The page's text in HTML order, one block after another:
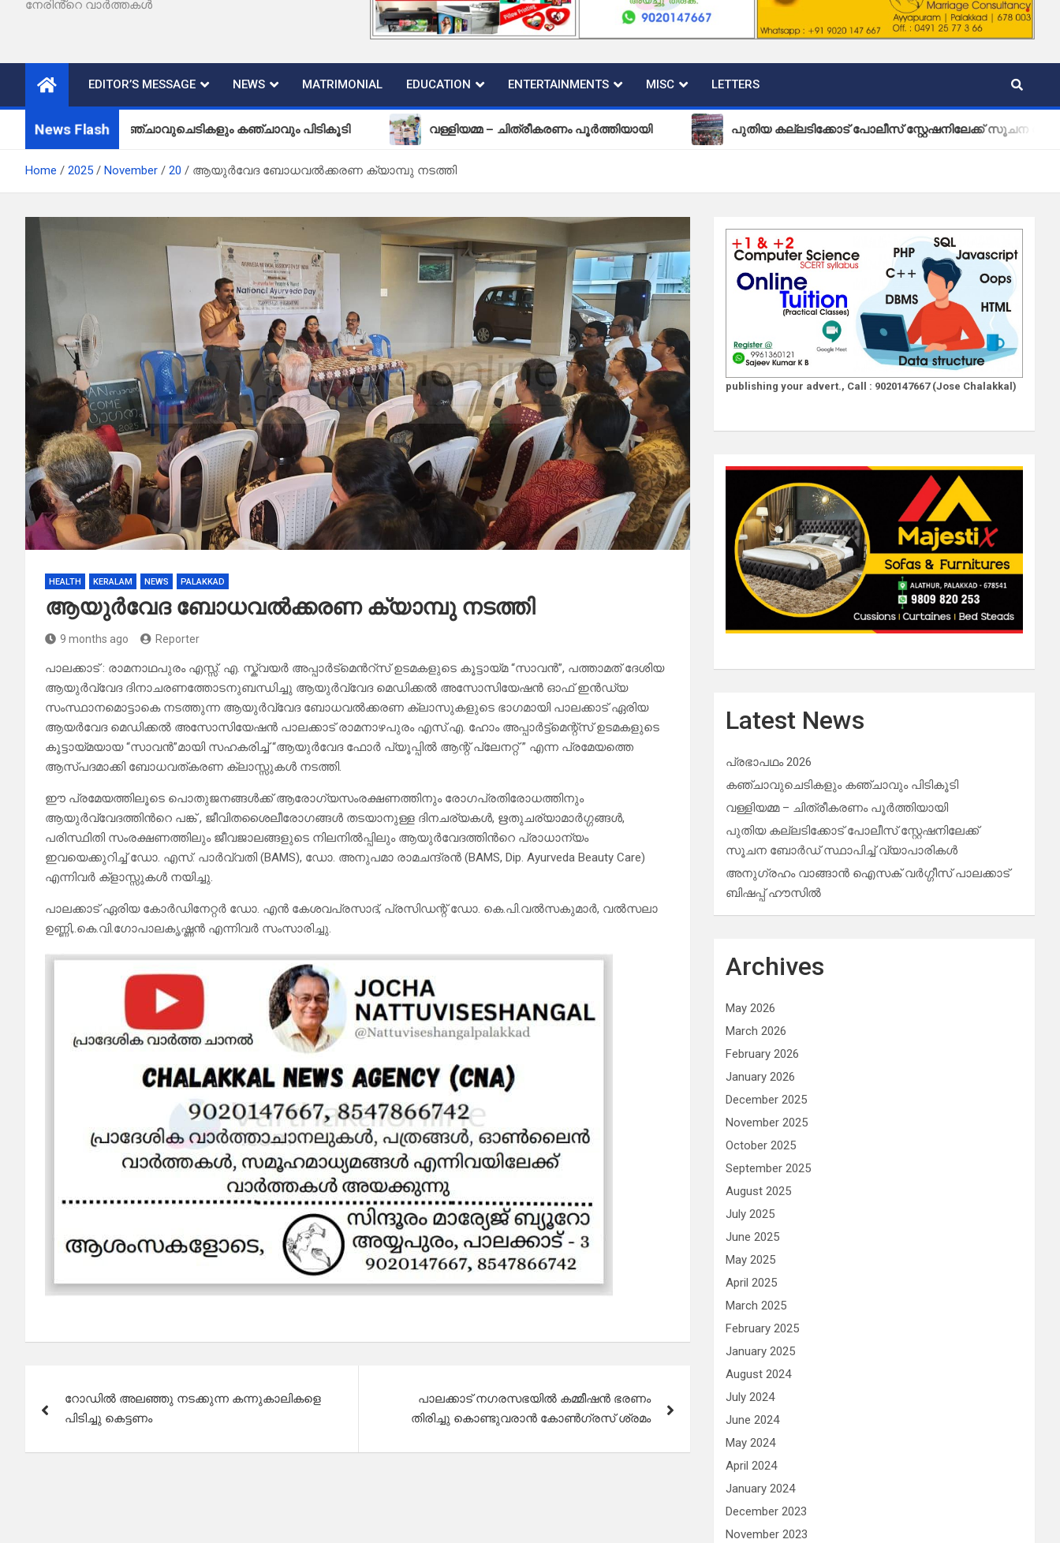
നേരിൻ്റെ വാർത്തകൾ
EDITOR’S MESSAGE NEWS MATRIMONIAL EDUCATION ENTERTAINMENTS MISC LETTERS
News Flash
കഞ്ചാവുചെടികളും കഞ്ചാവും പിടികൂടി വള്ളിയമ്മ – ചിത്രീകരണം പൂർത്തിയായി പുതിയ കല്ലടിക്കോട് പോലീസ് സ്റ്റേഷനിലേക്ക് സൂചന ബോർഡ്
Home 2025 November 20 ആയുർവേദ ബോധവൽക്കരണ ക്യാമ്പു നടത്തി
HEALTH KERALAM NEWS PALAKKAD
ആയുർവേദ ബോധവൽക്കരണ ക്യാമ്പു നടത്തി
9 months ago Reporter
പാലക്കാട് : രാമനാഥപുരം എസ്സ്. എ. സ്ക്വയർ അപ്പാർട്മെൻറ്സ് ഉടമകളുടെ കൂട്ടായ്മ “സാവൻ”, പത്താമത് ദേശിയ
ആയുർവ്വേദ ദിനാചരണത്തോടനുബന്ധിച്ചു ആയുർവ്വേദ മെഡിക്കൽ അസോസിയേഷൻ ഓഫ് ഇൻഡ്യ
സംസ്ഥാനമൊട്ടാകെ നടത്തുന്ന ആയുർവ്വേദ ബോധവൽക്കരണ ക്ലാസുകളുടെ ഭാഗമായി പാലക്കാട് ഏരിയ
ആയർവേദ മെഡിക്കൽ അസോസിയേഷൻ പാലക്കാട് രാമനാഴപുരം എസ്.എ. ഹോം അപ്പാർട്ട്മെന്റ്സ് ഉടമകളുടെ
കൂട്ടായ്മയായ “സാവൻ”മായി സഹകരിച്ച് “ആയുർവേദ ഫോർ പ്യൂപ്പിൽ ആന്റ് പ്ലേനറ്റ് ” എന്ന പ്രമേയത്തെ
ആസ്പദമാക്കി ബോധവത്കരണ ക്ലാസ്സുകൾ നടത്തി.
ഈ പ്രമേയത്തിലൂടെ പൊതുജനങ്ങൾക്ക് ആരോഗ്യസംരക്ഷണത്തിനും രോഗപ്രതിരോധത്തിനും
ആയുർവ്വേദത്തിൻറെ പങ്ക് , ജീവിതശൈലീരോഗങ്ങൾ തടയാനുള്ള ദിനചര്യകൾ, ഋതുചര്യാമാർഗ്ഗങ്ങൾ,
പരിസ്ഥിതി സംരക്ഷണത്തിലും ജീവജാലങ്ങളുടെ നിലനിൽപ്പിലും ആയുർവേദത്തിൻറെ പ്രാധാന്യം
ഇവയെക്കുറിച്ച് ഡോ. എസ്. പാർവ്വതി (BAMS), ഡോ. അനുപമാ രാമചന്ദ്രൻ (BAMS, Dip. Ayurveda Beauty Care)
എന്നിവർ ക്ളാസ്സുകൾ നയിച്ചു.
പാലക്കാട് ഏരിയ കോർഡിനേറ്റർ ഡോ. എൻ കേശവപ്രസാദ്, പ്രസിഡന്റ് ഡോ. കെ.പി.വൽസകുമാർ, വൽസലാ
ഉണ്ണി,.കെ.വി.ഗോപാലകൃഷ്ണൻ എന്നിവർ സംസാരിച്ചു.
navigation
റോഡിൽ അലഞ്ഞു നടക്കുന്ന കന്നുകാലികളെ
പിടിച്ചു കെട്ടണം
പാലക്കാട് നഗരസഭയിൽ കമ്മീഷൻ ഭരണം
തിരിച്ചു കൊണ്ടുവരാൻ കോൺഗ്രസ് ശ്രമം
publishing your advert., Call : 9020147667 (Jose Chalakkal)
Latest News
പ്രഭാപഥം 2026
കഞ്ചാവുചെടികളും കഞ്ചാവും പിടികൂടി
വള്ളിയമ്മ – ചിത്രീകരണം പൂർത്തിയായി
പുതിയ കല്ലടിക്കോട് പോലീസ് സ്റ്റേഷനിലേക്ക്
സൂചന ബോർഡ് സ്ഥാപിച്ച് വ്യാപാരികൾ
അനുഗ്രഹം വാങ്ങാൻ ഐസക് വര്‍ഗ്ഗീസ് പാലക്കാട്
ബിഷപ്പ് ഹൗസില്‍
Archives
May 2026
March 2026
February 2026
January 2026
December 2025
November 2025
October 2025
September 2025
August 2025
July 2025
June 2025
May 2025
April 2025
March 2025
February 2025
January 2025
August 2024
July 2024
June 2024
May 2024
April 2024
January 2024
December 2023
November 2023